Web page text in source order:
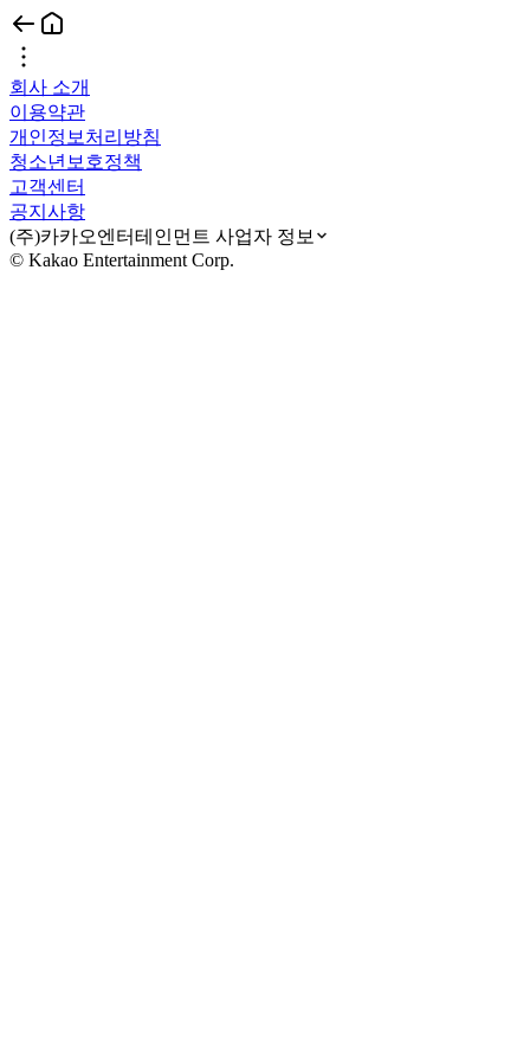
회사 소개
이용약관
개인정보처리방침
청소년보호정책
고객센터
공지사항
(주)카카오엔터테인먼트 사업자 정보
© Kakao Entertainment Corp.